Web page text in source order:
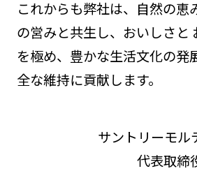
これからも弊社は、自然の恵
の営みと共生し、おいしさと
を極め、豊かな生活文化の発
全な維持に貢献します。
サントリーモル
代表取